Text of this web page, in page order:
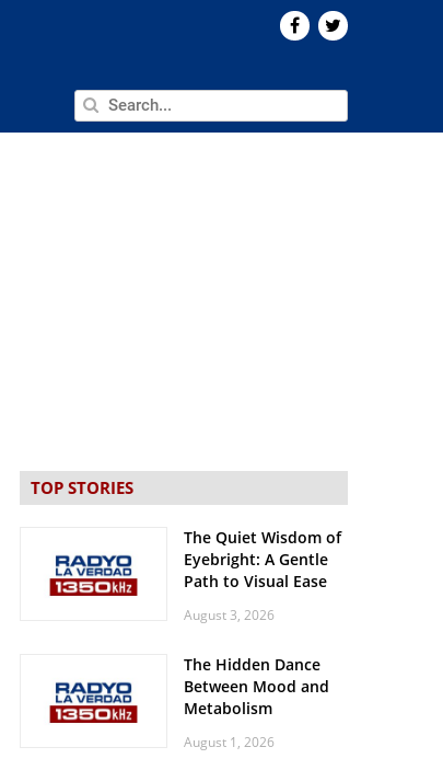
TOP STORIES
The Quiet Wisdom of
Eyebright: A Gentle
Path to Visual Ease
August 3, 2026
The Hidden Dance
Between Mood and
Metabolism
August 1, 2026